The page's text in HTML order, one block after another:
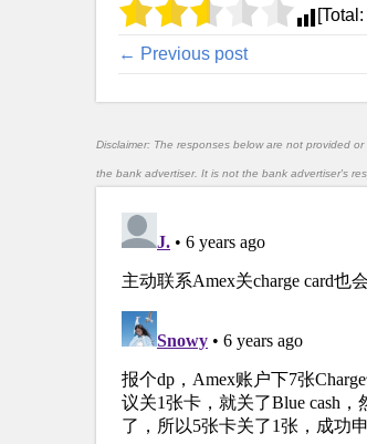
[Total:
← Previous post
Disclaimer: The responses below are not provided
the bank advertiser. It is not the bank advertiser's